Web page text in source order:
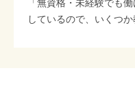
「無資格・未経験でも
しているので、いくつ